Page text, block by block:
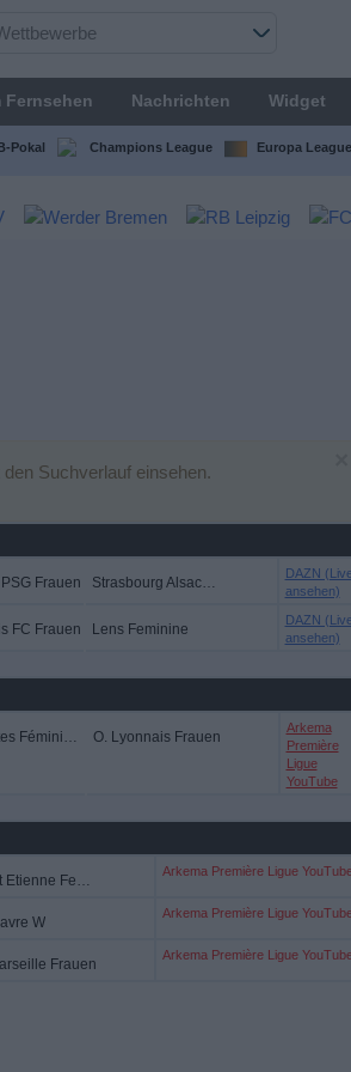
Fernsehen Nachrichten Widget
Pokal Champions League Europa League
Suchverlauf einsehen.
PSG Frauen Strasbourg Alsace Feminine
DAZN
ansehen)
FC Frauen Lens Feminine
DAZN
ansehen)
Nantes Féminines O. Lyonnais Frauen
Arkema
Première
Ligue
YouTube
Saint Etienne Feminine
Arkema Première Ligue
W
Arkema Première Ligue
Frauen
Arkema Première Ligue